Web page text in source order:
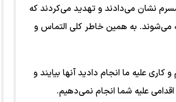
نشان می‌دادند و تهدید می‌کردند که
می‌شوند. به همین خاطر کلی التماس و
و کاری علیه ما انجام دادید آنها بیایند و
علیه شما انجام نمی‌دهیم.